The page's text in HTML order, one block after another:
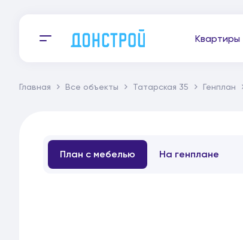
Квартиры
Главная Все объекты Татарская 35 Генплан
План с мебелью На генплане